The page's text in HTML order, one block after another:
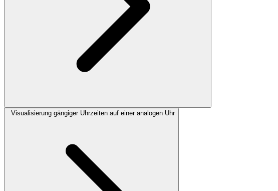
Visualisierung gängiger Uhrzeiten auf einer analogen Uhr